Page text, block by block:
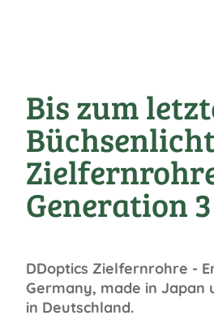
Bis zum
Generation 3
DDoptics Zielfernrohre -
Germany, made in Japan
in Deutschland.